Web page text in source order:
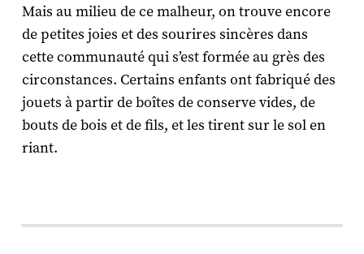
Mais au milieu de ce malheur, on trouve encore
de petites joies et des sourires sincères dans
cette communauté qui s’est formée au grès des
circonstances. Certains enfants ont fabriqué des
jouets à partir de boîtes de conserve vides, de
bouts de bois et de fils, et les tirent sur le sol en
riant.